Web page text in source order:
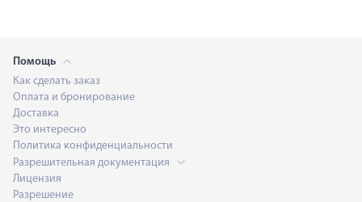
Помощь
Как сделать заказ
Оплата и бронирование
Доставка
Это интересно
Политика конфиденциальности
Разрешительная документация
Лицензия
Разрешение